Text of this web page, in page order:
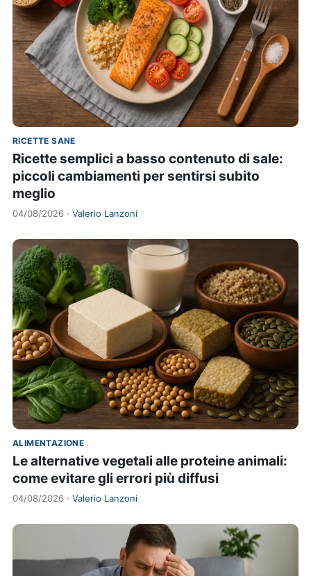
RICETTE SANE
Ricette semplici a basso contenuto di sale:
piccoli cambiamenti per sentirsi subito
meglio
04/08/2026 · Valerio Lanzoni
ALIMENTAZIONE
Le alternative vegetali alle proteine animali:
come evitare gli errori più diffusi
04/08/2026 · Valerio Lanzoni